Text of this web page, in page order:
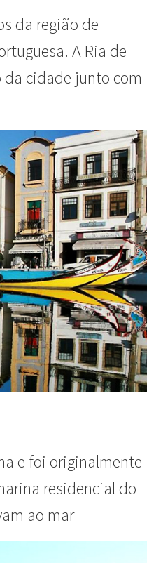
da região de
A Ria de
cidade junto com
e foi originalmente
residencial do
ao mar